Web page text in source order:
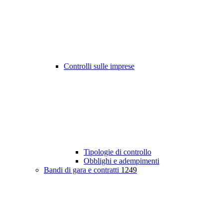
Controlli sulle imprese
Tipologie di controllo
Obblighi e adempimenti
Bandi di gara e contratti 1249